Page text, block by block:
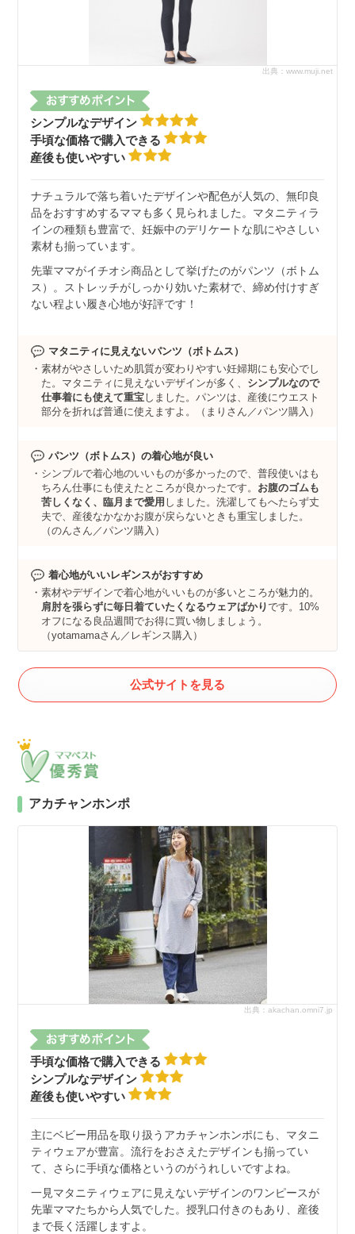
出典：www.muji.net
シンプルなデザイン
手頃な価格で購入できる
産後も使いやすい
ナチュラルで落ち着いたデザインや配色が人気の、無印良
品をおすすめするママも多く見られました。マタニティラ
インの種類も豊富で、妊娠中のデリケートな肌にやさしい
素材も揃っています。
先輩ママがイチオシ商品として挙げたのがパンツ（ボトム
ス）。ストレッチがしっかり効いた素材で、締め付けすぎ
ない程よい履き心地が好評です！
マタニティに見えないパンツ（ボトムス）
素材がやさしいため肌質が変わりやすい妊婦期にも安心でし
た。マタニティに見えないデザインが多く、 シンプルなので
仕事着にも使えて重宝しました。パンツは、産後にウエスト
部分を折れば普通に使えますよ。（まりさん／パンツ購入）
パンツ（ボトムス）の着心地が良い
シンプルで着心地のいいものが多かったので、普段使いはも
ちろん仕事にも使えたところが良かったです。 お腹のゴムも
苦しくなく、臨月まで愛用 しました。洗濯してもへたらず丈
夫で、産後なかなかお腹が戻らないときも重宝しました。
（のんさん／パンツ購入）
着心地がいいレギンスがおすすめ
素材やデザインで着心地がいいものが多いところが魅力的。
肩肘を張らずに毎日着ていたくなるウェアばかりです。10%
オフになる良品週間でお得に買い物しましょう。
（yotamamaさん／レギンス購入）
公式サイトを見る
アカチャンホンポ
出典：akachan.omni7.jp
手頃な価格で購入できる
シンプルなデザイン
産後も使いやすい
主にベビー用品を取り扱うアカチャンホンポにも、マタニ
ティウェアが豊富。流行をおさえたデザインも揃ってい
て、さらに手頃な価格というのがうれしいですよね。
一見マタニティウェアに見えないデザインのワンピースが
先輩ママたちから人気でした。授乳口付きのもあり、産後
まで長く活躍しますよ。